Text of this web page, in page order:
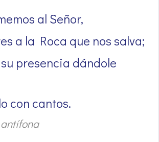
al Señor,
a la Roca que nos salva;
presencia dándole
con cantos.